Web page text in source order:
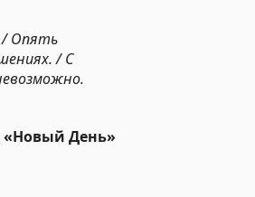
/ Опять
/ С
«Новый День»